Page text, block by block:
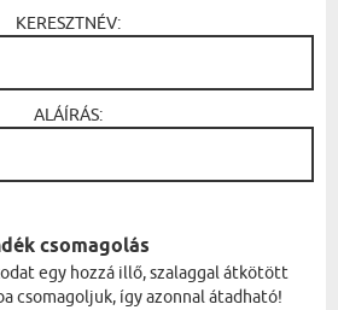
KERESZTNÉV:
ALÁÍRÁS:
csomagolás
egy hozzá illő, szalaggal átkötött
csomagoljuk, így azonnal átadható!